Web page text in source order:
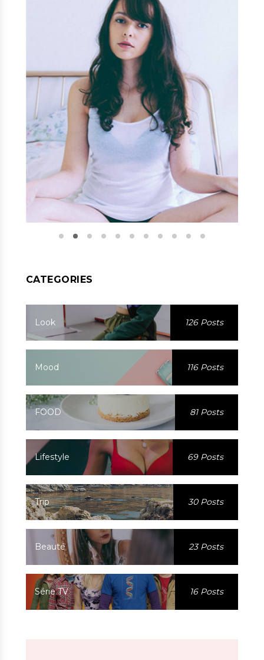
CATEGORIES
Look 126 Posts
Mood 116 Posts
FOOD 81 Posts
Lifestyle 69 Posts
Trip 30 Posts
Beauté 23 Posts
Série TV 16 Posts